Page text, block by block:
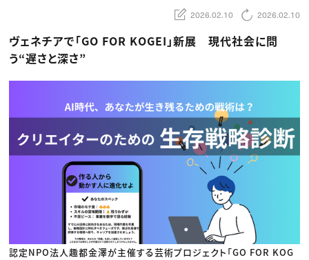
編集・ライティング
マーケティング
ディレクション
業界解説・キャリア事情
お役立ち基礎知識
Webクリエイター
アプリクリエイター
ゲームクリエイター
映像クリエイター
マーケッター
C＆R Magazine
セミナー
映像
広告
出版
CREATIVE VILLAGEからのお知らせ
プロフェッショナル×つながる×メディア
2026.02.10 2026.02.10
ヴェネチアで「GO FOR KOGEI」新展 現代社会に問
う“遅さと深さ”
認定NPO法人趣都金澤が主催する芸術プロジェクト「GO FOR KOG